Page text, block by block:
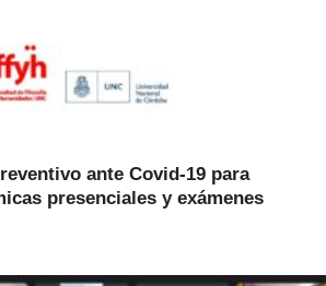
ante Covid-19 para
presenciales y exámenes